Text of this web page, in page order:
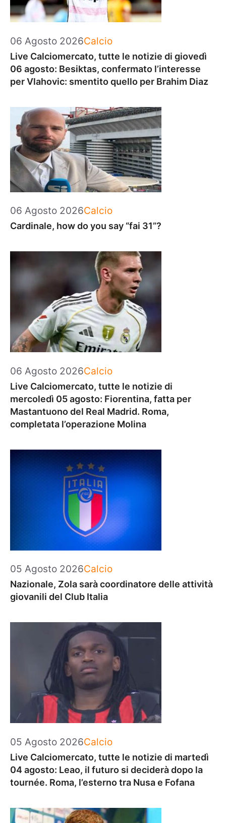
06 Agosto 2026Categorie
Calcio
Live Calciomercato, tutte le notizie di giovedì
06 agosto: Besiktas, confermato l’interesse
per Vlahovic: smentito quello per Brahim Diaz
06 Agosto 2026Categorie
Calcio
Cardinale, how do you say “fai 31”?
06 Agosto 2026Categorie
Calcio
Live Calciomercato, tutte le notizie di
mercoledì 05 agosto: Fiorentina, fatta per
Mastantuono del Real Madrid. Roma,
completata l’operazione Molina
05 Agosto 2026Categorie
Calcio
Nazionale, Zola sarà coordinatore delle attività
giovanili del Club Italia
05 Agosto 2026Categorie
Calcio
Live Calciomercato, tutte le notizie di martedì
04 agosto: Leao, il futuro si deciderà dopo la
tournée. Roma, l’esterno tra Nusa e Fofana